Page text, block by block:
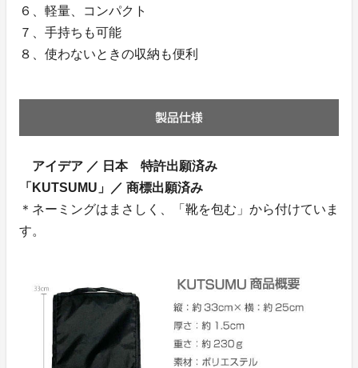
６、軽量、コンパクト
７、手持ちも可能
８、使わないときの収納も便利
アイデア ／ 日本 特許出願済み
「KUTSUMU」／ 商標出願済み
＊ネーミングはまさしく、「靴を包む」から付けていま
す。